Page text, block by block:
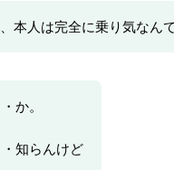
本人は完全に乗り気なん
か。
知らんけど